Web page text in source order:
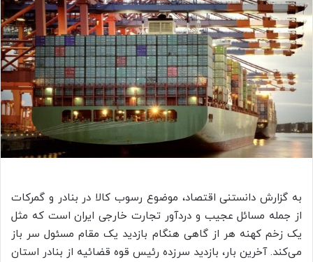
به گزارش دانستنی اقتصاد، موضوع رسوب کالا در بنادر و گمرکات
از جمله مسائل عجیب و دردآور تجارت خارجی ایران است که مثل
یک زخم کهنه هر از گاهی هنگام بازدید یک مقام مسئول سر باز
می‌کند. آخرین بار، بازدید سرزده رئیس قوه قضائیه از بنادر استان